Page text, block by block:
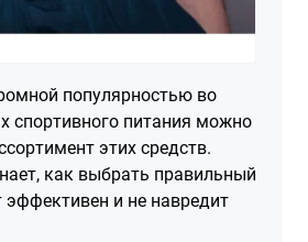
популярностью во
спортивного питания можно
этих средств.
как выбрать правильный
и не навредит